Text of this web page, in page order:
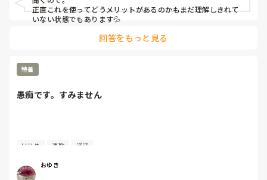
正直これを使ってどうメリットがあるのかもまだ理解しきれて
いない状態でもあります💦
回答をもっと見る
特養
愚痴です。すみません
いじめ 連勤 送迎
おゆき